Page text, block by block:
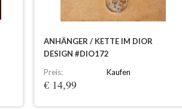
ANHÄNGER / KETTE IM DIOR
DESIGN #DIO172
Preis:
€ 14,99
Kaufen